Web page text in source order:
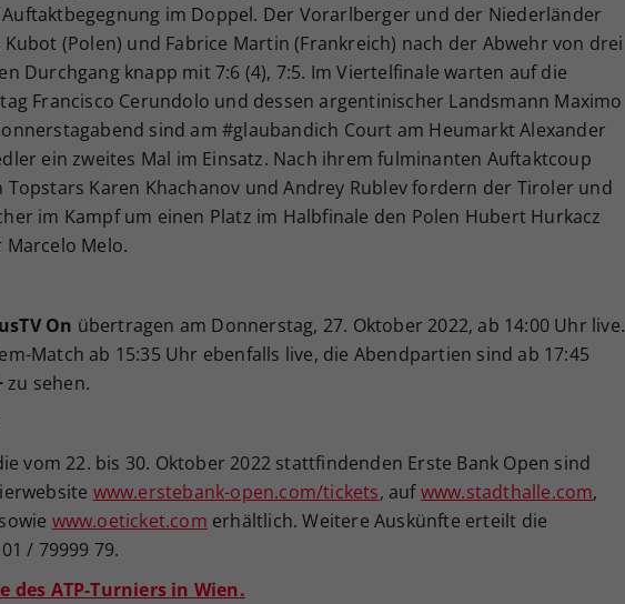
im Doppel. Der Vorarlberger und der Niederländer
(Polen) und Fabrice Martin (Frankreich) nach der Abwehr von drei
Durchgang knapp mit 7:6 (4), 7:5. Im Viertelfinale warten auf die
Francisco Cerundolo und dessen argentinischer Landsmann Maximo
sind am #glaubandich Court am Heumarkt Alexander
ein zweites Mal im Einsatz. Nach ihrem fulminanten Auftaktcoup
Topstars Karen Khachanov und Andrey Rublev fordern der Tiroler und
im Kampf um einen Platz im Halbfinale den Polen Hubert Hurkacz
Melo.
On übertragen am Donnerstag, 27. Oktober 2022, ab 14:00 Uhr live.
Match ab 15:35 Uhr ebenfalls live, die Abendpartien sind ab 17:45
zu sehen.
vom 22. bis 30. Oktober 2022 stattfindenden Erste Bank Open sind
www.erstebank-open.com/tickets, aufwww.stadthalle.com,
sowie www.oeticket.com erhältlich. Weitere Auskünfte erteilt die
/ 79999 79.
des ATP-Turniers in Wien.